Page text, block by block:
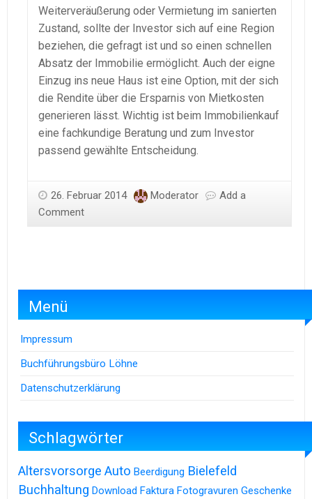
Weiterveräußerung oder Vermietung im sanierten
Zustand, sollte der Investor sich auf eine Region
beziehen, die gefragt ist und so einen schnellen
Absatz der Immobilie ermöglicht. Auch der eigne
Einzug ins neue Haus ist eine Option, mit der sich
die Rendite über die Ersparnis von Mietkosten
generieren lässt. Wichtig ist beim Immobilienkauf
eine fachkundige Beratung und zum Investor
passend gewählte Entscheidung.
26. Februar 2014 Moderator
Add a
Comment
Menü
Impressum
Buchführungsbüro Löhne
Datenschutzerklärung
Schlagwörter
Altersvorsorge Auto Beerdigung Bielefeld
Buchhaltung Download Faktura Fotogravuren Geschenke